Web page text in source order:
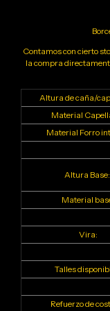
Contamos con cierto
la compra
Altura de caña/
Material
Material Forro
Altura Base:
Material
Vira:
Talles
Refuerzo de